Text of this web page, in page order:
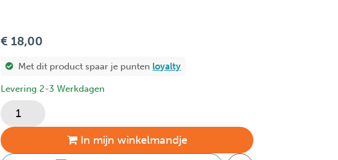
€ 18,00
Met dit product spaar je punten loyalty
Levering 2-3 Werkdagen
In mijn winkelmandje